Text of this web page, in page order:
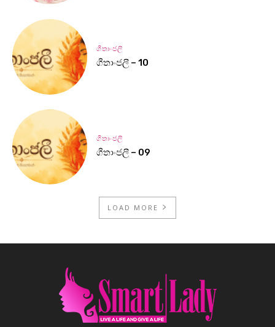
ගීතාංජලී
ගීතාංජලී – 10
ගීතාංජලී
ගීතාංජලී – 09
LOAD MORE